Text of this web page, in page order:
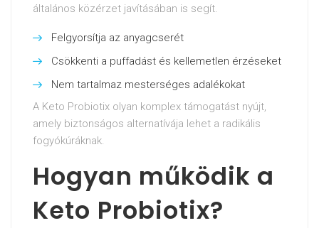
általános közérzet javításában is segít.
Felgyorsítja az anyagcserét
Csökkenti a puffadást és kellemetlen érzéseket
Nem tartalmaz mesterséges adalékokat
A Keto Probiotix olyan komplex támogatást nyújt,
amely biztonságos alternatívája lehet a radikális
fogyókúráknak.
Hogyan működik a
Keto Probiotix?